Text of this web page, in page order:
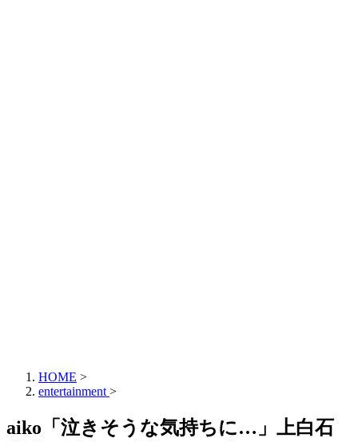
HOME >
entertainment >
aiko「泣きそうな気持ちに…」上白石